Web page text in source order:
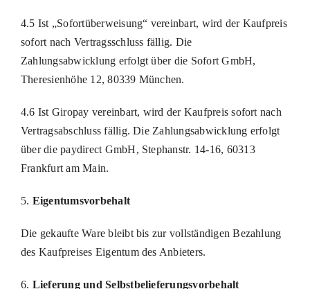
4.5 Ist „Sofortüberweisung“ vereinbart, wird der Kaufpreis
sofort nach Vertragsschluss fällig. Die
Zahlungsabwicklung erfolgt über die Sofort GmbH,
Theresienhöhe 12, 80339 München.
4.6 Ist Giropay vereinbart, wird der Kaufpreis sofort nach
Vertragsabschluss fällig. Die Zahlungsabwicklung erfolgt
über die paydirect GmbH, Stephanstr. 14-16, 60313
Frankfurt am Main.
5. Eigentumsvorbehalt
Die gekaufte Ware bleibt bis zur vollständigen Bezahlung
des Kaufpreises Eigentum des Anbieters.
6. Lieferung und Selbstbelieferungsvorbehalt